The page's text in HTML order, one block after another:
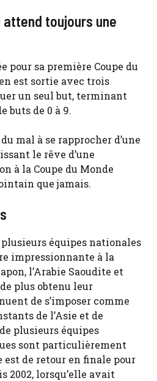
attend toujours une
pour sa première Coupe du
est sortie avec trois
un seul but, terminant
buts de 0 à 9.
mal à se rapprocher d’une
le rêve d’une
à la Coupe du Monde
que jamais.
équipes nationales
impressionnante à la
l’Arabie Saoudite et
plus obtenu leur
de s’imposer comme
de l’Asie et de
plusieurs équipes
sont particulièrement
de retour en finale pour
2002, lorsqu’elle avait